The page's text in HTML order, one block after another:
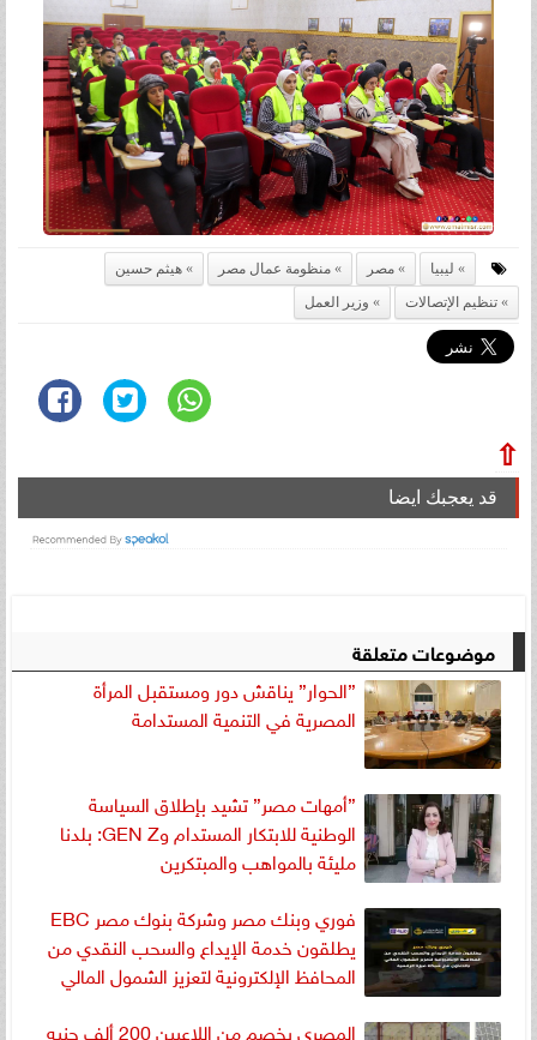
ليبيا مصر منظومة عمال مصر
هيثم حسين
تنظيم الإتصالات
وزير العمل
⇧
قد يعجبك ايضا
موضوعات متعلقة
”الحوار” يناقش دور ومستقبل المرأة
المصرية في التنمية المستدامة
”أمهات مصر” تشيد بإطلاق السياسة
الوطنية للابتكار المستدام وGEN Z: بلدنا
مليئة بالمواهب والمبتكرين
فوري وبنك مصر وشركة بنوك مصر EBC
يطلقون خدمة الإيداع والسحب النقدي من
المحافظ الإلكترونية لتعزيز الشمول المالي
المصري يخصم من اللاعبين 200 ألف جنيه